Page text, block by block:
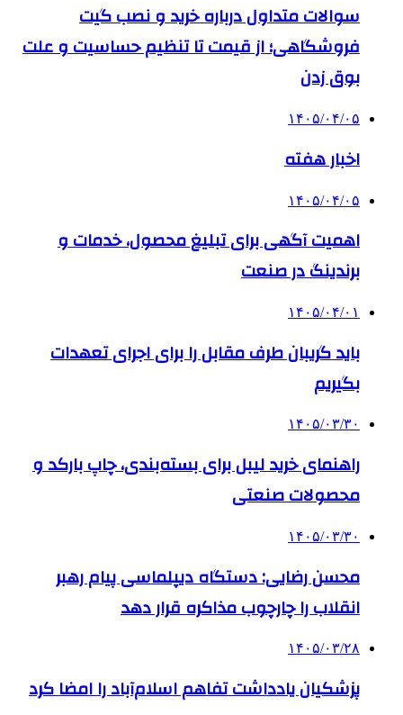
سوالات متداول درباره خرید و نصب گیت
فروشگاهی؛ از قیمت تا تنظیم حساسیت و علت
بوق زدن
۱۴۰۵/۰۴/۰۵
اخبار هفته
۱۴۰۵/۰۴/۰۵
اهمیت آگهی برای تبلیغ محصول، خدمات و
برندینگ در صنعت
۱۴۰۵/۰۴/۰۱
باید گریبان طرف مقابل را برای اجرای تعهدات
بگیریم
۱۴۰۵/۰۳/۳۰
راهنمای خرید لیبل برای بسته‌بندی، چاپ بارکد و
محصولات صنعتی
۱۴۰۵/۰۳/۳۰
محسن رضایی: دستگاه دیپلماسی پیام رهبر
انقلاب را چارچوب مذاکره قرار دهد
۱۴۰۵/۰۳/۲۸
پزشکیان یادداشت تفاهم اسلام‌آباد را امضا کرد